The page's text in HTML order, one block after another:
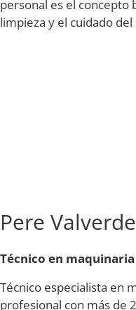
personal es el concepto
limpieza y el cuidado
Pere Valverde
Técnico en
Técnico especialista en
profesional con más de